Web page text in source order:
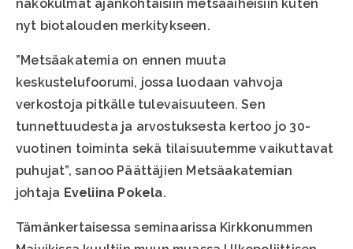
näkökulmat ajankohtaisiin metsäaiheisiin kuten
nyt biotalouden merkitykseen.
”Metsäakatemia on ennen muuta
keskustelufoorumi, jossa luodaan vahvoja
verkostoja pitkälle tulevaisuuteen. Sen
tunnettuudesta ja arvostuksesta kertoo jo 30-
vuotinen toiminta sekä tilaisuutemme vaikuttavat
puhujat”, sanoo Päättäjien Metsäakatemian
johtaja Eveliina Pokela.
Tämänkertaisessa seminaarissa Kirkkonummen